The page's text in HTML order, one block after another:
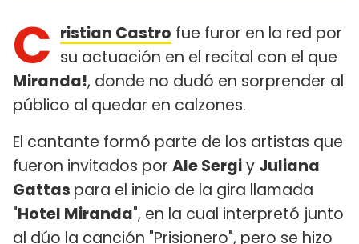
C ristian Castro fue furor en la red por
su actuación en el recital con el que
Miranda!, donde no dudó en sorprender al
público al quedar en calzones.
El cantante formó parte de los artistas que
fueron invitados por Ale Sergiy Juliana
Gattas para el inicio de la gira llamada
"Hotel Miranda", en la cual interpretó junto
al dúo la canción "Prisionero", pero se hizo